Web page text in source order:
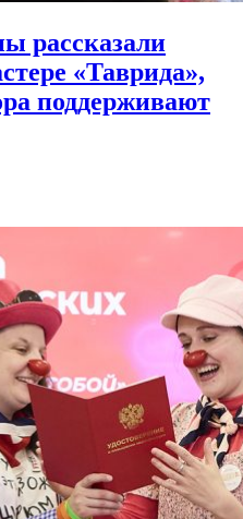
рассказали
«Таврида»,
поддерживают